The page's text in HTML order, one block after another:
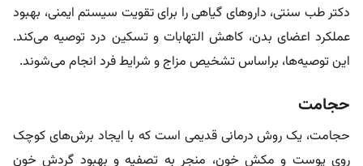
دکتر طب سنتی، داروهای گیاهی را برای تقویت سیستم ایمنی، بهبود
عملکرد اعضای بدن، کاهش التهابات و تسکین درد توصیه می‌کند.
این توصیه‌ها، براساس تشخیص مزاج و شرایط فرد انجام می‌شوند.
حجامت
حجامت، یک روش درمانی قدیمی است که با ایجاد برش‌های کوچک
روی پوست و مکش خون، منجر به تصفیه و بهبود گردش خون